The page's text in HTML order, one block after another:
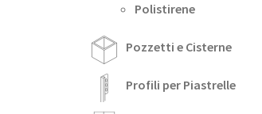
Polistirene
Pozzetti e Cisterne
Profili per Piastrelle